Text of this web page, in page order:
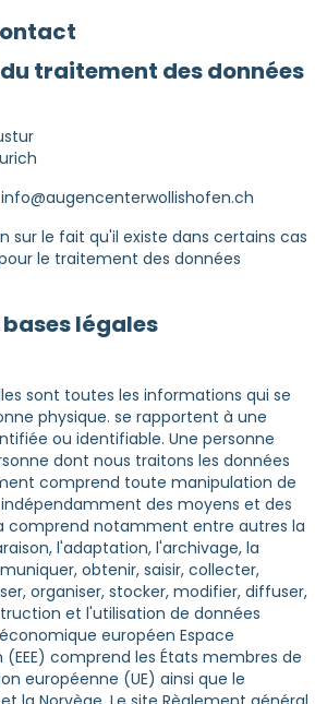
traitement des données
sur le fait qu'il existe dans certains cas
le traitement des données
légales
sont toutes les informations qui se
physique. se rapportent à une
ou identifiable. Une personne
dont nous traitons les données
comprend toute manipulation de
des moyens et des
comprend notamment entre autres la
l'adaptation, l'archivage, la
obtenir, saisir, collecter,
organiser, stocker, modifier, diffuser,
et l'utilisation de données
européen Espace
comprend les États membres de
européenne (UE) ainsi que le